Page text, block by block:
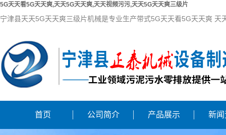
5G天天看5G天天爽,天天5G天天爽,天天视频污污,天天5G天天爽三级片
宁津县天天5G天天爽三级片机械是专业生产带式5G天天看5G天天爽
首页 公司简介 产品展示 新